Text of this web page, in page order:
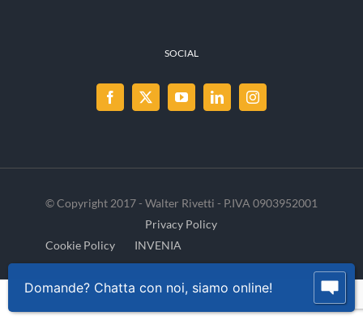
SOCIAL
© Copyright 2017 - Walter Rivetti - P.IVA 0903952001
Privacy Policy
Cookie Policy
INVENIA
Domande? Chatta con noi, siamo online!